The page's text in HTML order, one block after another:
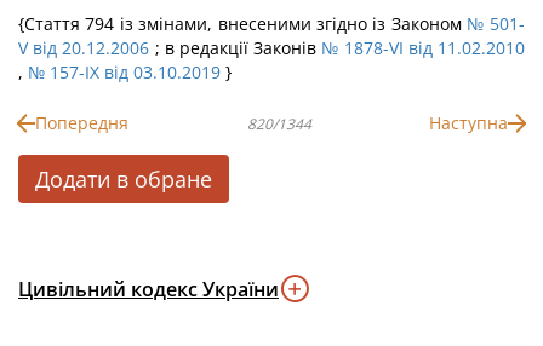
{Стаття 794 із змінами, внесеними згідно із Законом № 501-
V від 20.12.2006 ; в редакції Законів № 1878-VI від 11.02.2010
, № 157-IX від 03.10.2019 }
Попередня 820/1344 Наступна
Додати в обране
Цивільний кодекс України